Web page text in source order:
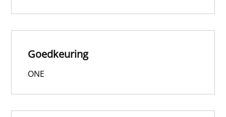
Goedkeuring
ONE